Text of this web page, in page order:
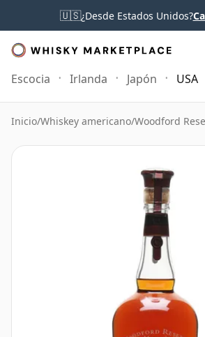
🇺🇸¿Desde Estados Unidos?
Escocia Irlanda Japón USA
Inicio/Whiskey americano/Woodford